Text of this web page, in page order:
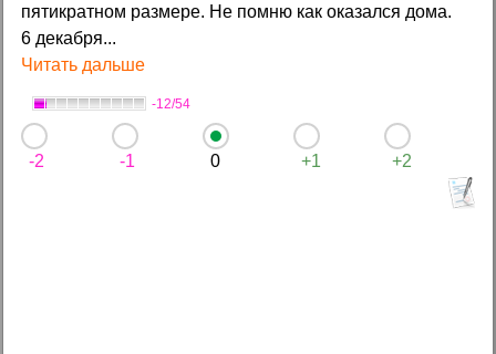
пятикратном размере. Не помню как оказался дома.
6 декабря...
Читать дальше
-12/54
-2 -1 0 +1 +2